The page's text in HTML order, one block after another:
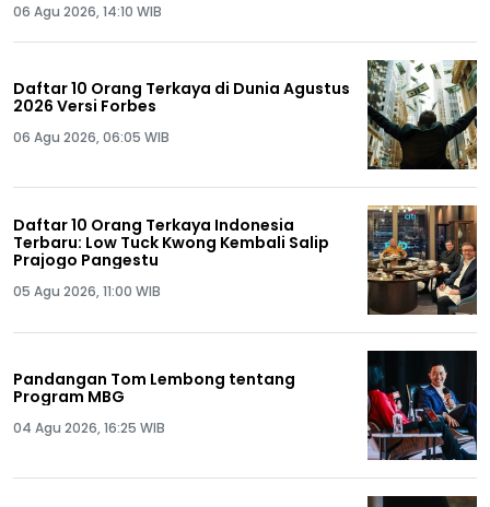
06 Agu 2026, 14:10 WIB
Daftar 10 Orang Terkaya di Dunia Agustus
2026 Versi Forbes
06 Agu 2026, 06:05 WIB
Daftar 10 Orang Terkaya Indonesia
Terbaru: Low Tuck Kwong Kembali Salip
Prajogo Pangestu
05 Agu 2026, 11:00 WIB
Pandangan Tom Lembong tentang
Program MBG
04 Agu 2026, 16:25 WIB